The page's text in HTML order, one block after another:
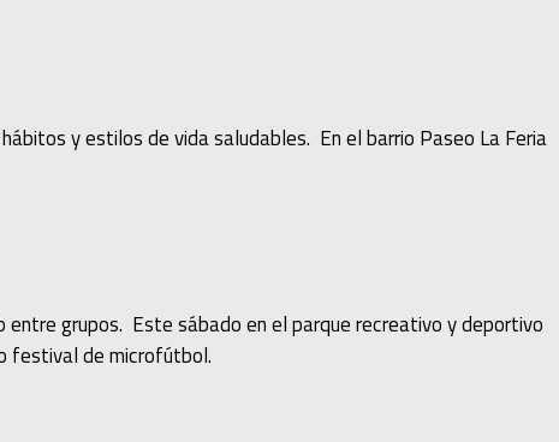
y estilos de vida saludables. En el barrio Paseo La Feria
grupos. Este sábado en el parque recreativo y deportivo
festival de microfútbol.